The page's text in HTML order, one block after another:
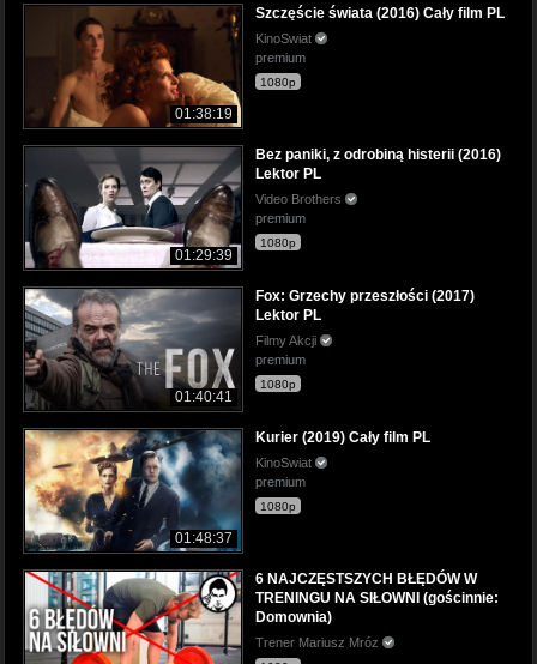
01:38:19
Szczęście świata (2016) Cały film PL
KinoSwiat
premium
1080p
01:29:39
Bez paniki, z odrobiną histerii (2016)
Lektor PL
Video Brothers
premium
1080p
01:40:41
Fox: Grzechy przeszłości (2017)
Lektor PL
Filmy Akcji
premium
1080p
01:48:37
Kurier (2019) Cały film PL
KinoSwiat
premium
1080p
6 NAJCZĘSTSZYCH BŁĘDÓW W
TRENINGU NA SIŁOWNI (gościnnie:
Domownia)
Trener Mariusz Mróz